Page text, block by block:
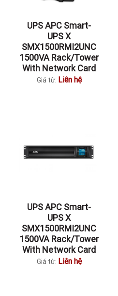
UPS APC Smart-
UPS X
SMX1500RMI2UNC
1500VA Rack/Tower
With Network Card
Giá từ: Liên hệ
UPS APC Smart-
UPS X
SMX1500RMI2UNC
1500VA Rack/Tower
With Network Card
Giá từ: Liên hệ